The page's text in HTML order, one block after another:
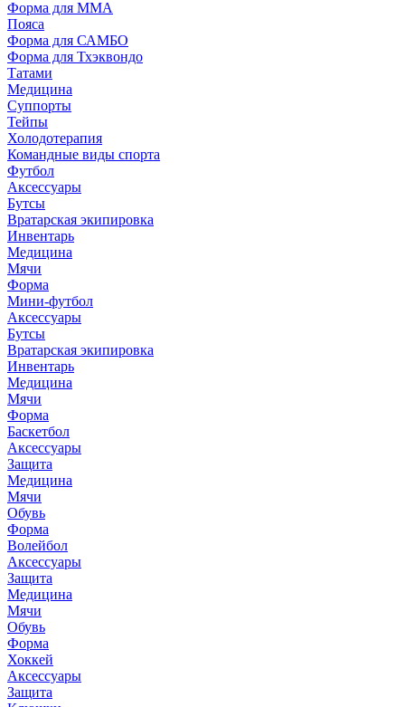
Форма для MMA
Пояса
Форма для САМБО
Форма для Тхэквондо
Татами
Медицина
Суппорты
Тейпы
Холодотерапия
Командные виды спорта
Футбол
Аксессуары
Бутсы
Вратарская экипировка
Инвентарь
Медицина
Мячи
Форма
Мини-футбол
Аксессуары
Бутсы
Вратарская экипировка
Инвентарь
Медицина
Мячи
Форма
Баскетбол
Аксессуары
Защита
Медицина
Мячи
Обувь
Форма
Волейбол
Аксессуары
Защита
Медицина
Мячи
Обувь
Форма
Хоккей
Аксессуары
Защита